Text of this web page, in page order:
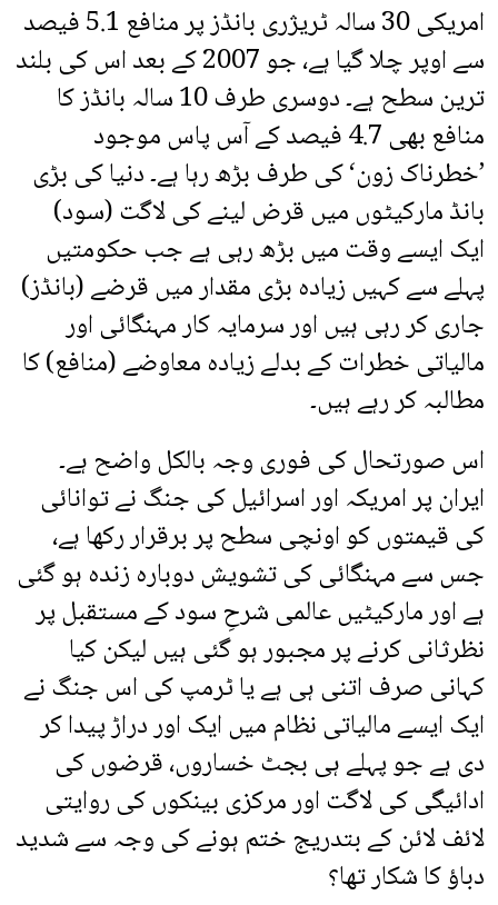
امریکی 30 سالہ ٹریژری بانڈز پر منافع 5.1 فیصد
سے اوپر چلا گیا ہے، جو 2007 کے بعد اس کی بلند
ترین سطح ہے۔ دوسری طرف 10 سالہ بانڈز کا
منافع بھی 4.7 فیصد کے آس پاس موجود
’خطرناک زون‘ کی طرف بڑھ رہا ہے۔ دنیا کی بڑی
بانڈ مارکیٹوں میں قرض لینے کی لاگت (سود)
ایک ایسے وقت میں بڑھ رہی ہے جب حکومتیں
پہلے سے کہیں زیادہ بڑی مقدار میں قرضے (بانڈز)
جاری کر رہی ہیں اور سرمایہ کار مہنگائی اور
مالیاتی خطرات کے بدلے زیادہ معاوضے (منافع) کا
مطالبہ کر رہے ہیں۔
اس صورتحال کی فوری وجہ بالکل واضح ہے۔
ایران پر امریکہ اور اسرائیل کی جنگ نے توانائی
کی قیمتوں کو اونچی سطح پر برقرار رکھا ہے،
جس سے مہنگائی کی تشویش دوبارہ زندہ ہو گئی
ہے اور مارکیٹیں عالمی شرحِ سود کے مستقبل پر
نظرثانی کرنے پر مجبور ہو گئی ہیں لیکن کیا
کہانی صرف اتنی ہی ہے یا ٹرمپ کی اس جنگ نے
ایک ایسے مالیاتی نظام میں ایک اور دراڑ پیدا کر
دی ہے جو پہلے ہی بجٹ خساروں، قرضوں کی
ادائیگی کی لاگت اور مرکزی بینکوں کی روایتی
لائف لائن کے بتدریج ختم ہونے کی وجہ سے شدید
دباؤ کا شکار تھا؟